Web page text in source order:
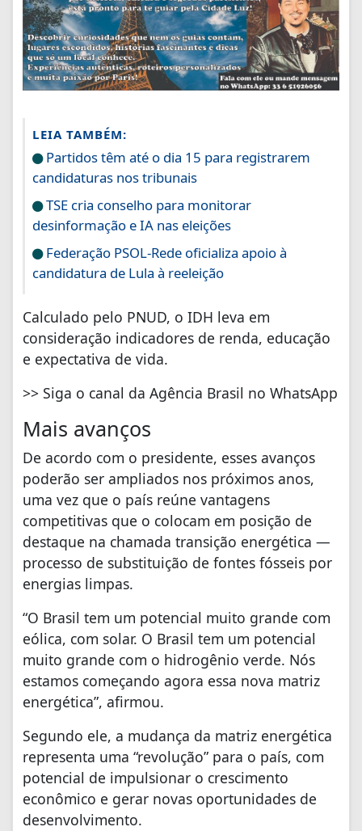
LEIA TAMBÉM:
Partidos têm até o dia 15 para registrarem
candidaturas nos tribunais
TSE cria conselho para monitorar
desinformação e IA nas eleições
Federação PSOL-Rede oficializa apoio à
candidatura de Lula à reeleição
Calculado pelo PNUD, o IDH leva em
consideração indicadores de renda, educação
e expectativa de vida.
>> Siga o canal da Agência Brasil no WhatsApp
Mais avanços
De acordo com o presidente, esses avanços
poderão ser ampliados nos próximos anos,
uma vez que o país reúne vantagens
competitivas que o colocam em posição de
destaque na chamada transição energética —
processo de substituição de fontes fósseis por
energias limpas.
“O Brasil tem um potencial muito grande com
eólica, com solar. O Brasil tem um potencial
muito grande com o hidrogênio verde. Nós
estamos começando agora essa nova matriz
energética”, afirmou.
Segundo ele, a mudança da matriz energética
representa uma “revolução” para o país, com
potencial de impulsionar o crescimento
econômico e gerar novas oportunidades de
desenvolvimento.